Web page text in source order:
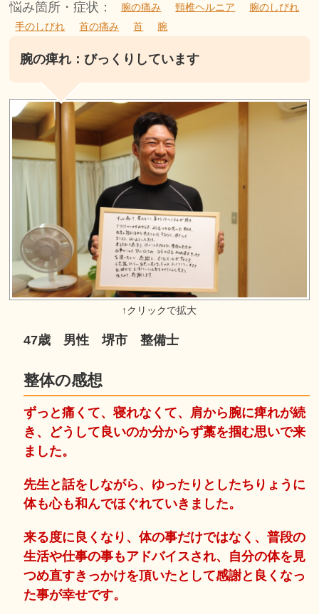
悩み箇所・症状： 腕の痛み 頸椎ヘルニア
腕のしびれ
手のしびれ
首の痛み 首 腕
腕の痺れ：びっくりしています
47歳 男性 堺市 整備士
整体の感想
ずっと痛くて、寝れなくて、肩から腕に痺れが続
き、どうして良いのか分からず藁を掴む思いで来
ました。
先生と話をしながら、ゆったりとしたちりょうに
体も心も和んでほぐれていきました。
来る度に良くなり、体の事だけではなく、普段の
生活や仕事の事もアドバイスされ、自分の体を見
つめ直すきっかけを頂いたとして感謝と良くなっ
た事が幸せです。